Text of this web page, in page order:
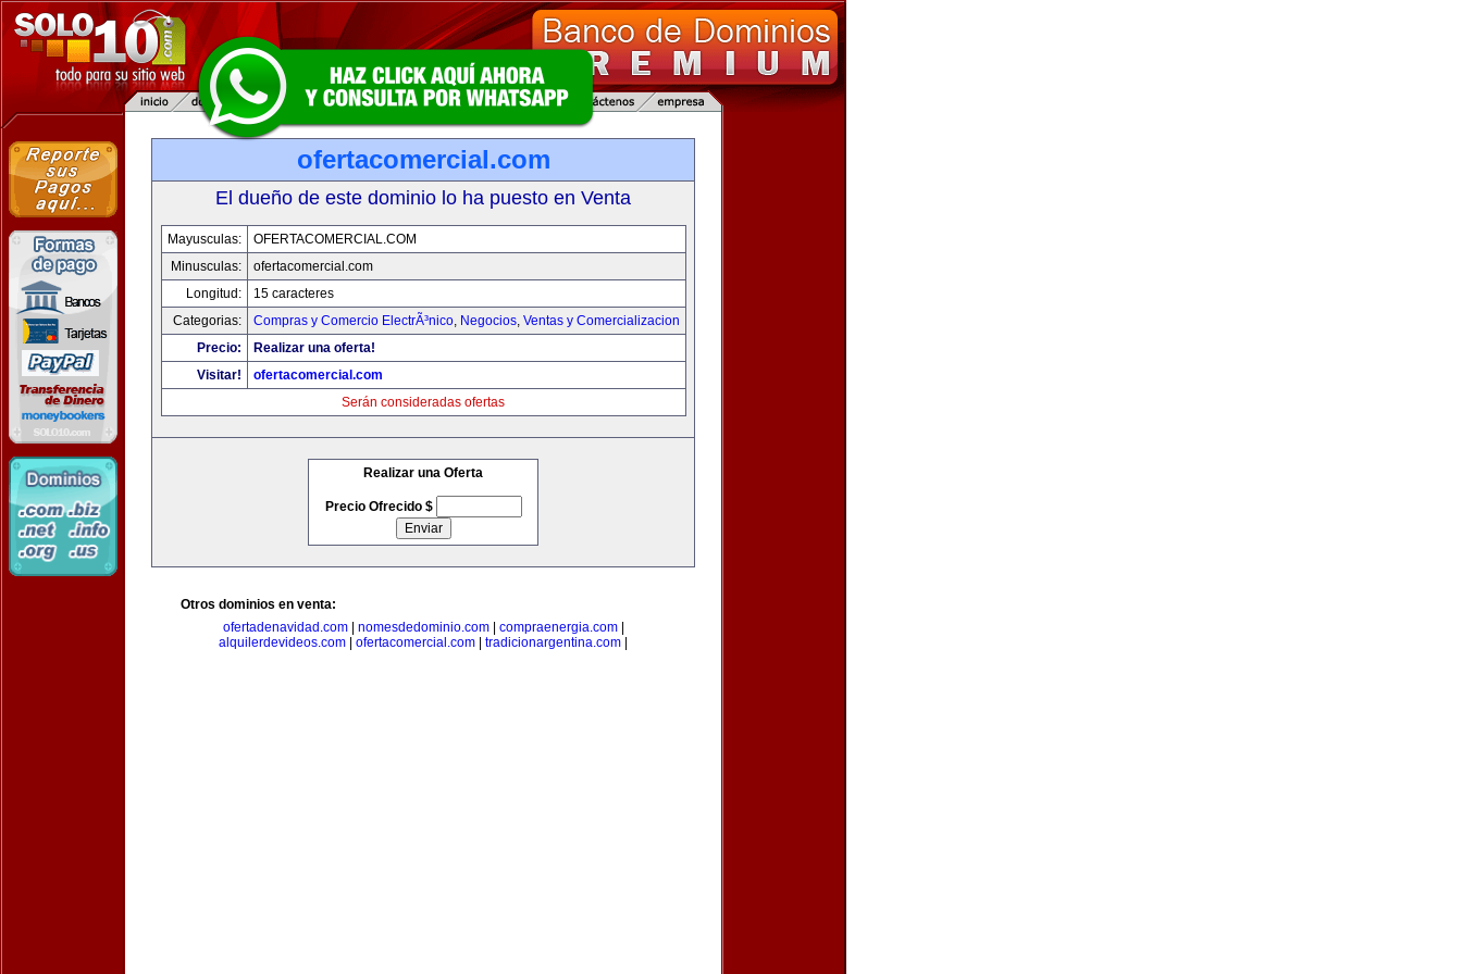
ofertacomercial.com
El dueño de este dominio lo ha puesto en Venta
Mayusculas:
OFERTACOMERCIAL.COM
Minusculas:
ofertacomercial.com
Longitud:
15 caracteres
Categorias:
Compras y Comercio ElectrÃ³nico, Negocios, Ventas y Comercializacion
Precio:
Realizar una oferta!
Visitar!
ofertacomercial.com
Serán consideradas ofertas
Realizar una Oferta
Precio Ofrecido $
Otros dominios en venta:
ofertadenavidad.com| nomesdedominio.com| compraenergia.com|
alquilerdevideos.com
ofertacomercial.com tradicionargentina.com